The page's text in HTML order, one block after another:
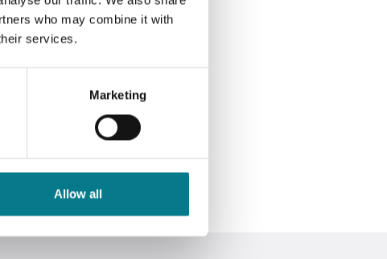
who may combine it with
services.
Marketing
Allow all
siad a
agus